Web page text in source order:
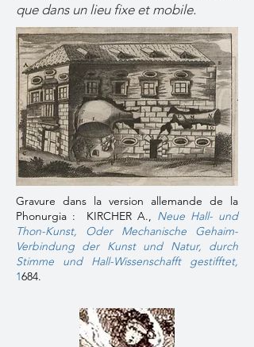
que dans un lieu fixe et mobile.
Gravure dans la version allemande de la
Phonurgia : KIRCHER A., Neue Hall- und
Thon-Kunst, Oder Mechanische Gehaim-
Verbindung der Kunst und Natur, durch
Stimme und Hall-Wissenschafft gestifftet,
1684.